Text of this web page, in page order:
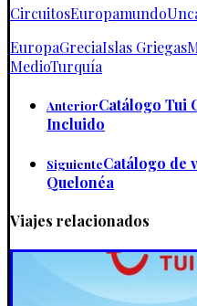
CircuitosEuropamundo
EuropaGreciaIslas Griegas
MedioTurquía
AnteriorCatálogo Tui
Incluido
SiguienteCatálogo de
Quelonéa
Viajes relacionados